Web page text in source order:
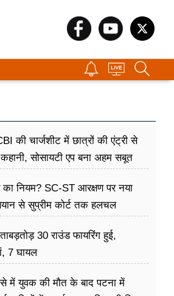
की चार्जशीट में छात्रों की एंट्री से
सोसायटी एप बना अहम सबूत
का नियम? SC-ST आरक्षण पर नया
से सुप्रीम कोर्ट तक हलचल
30 राउंड फायरिंग हुई,
7 घायल
में युवक की मौत के बाद पटना में